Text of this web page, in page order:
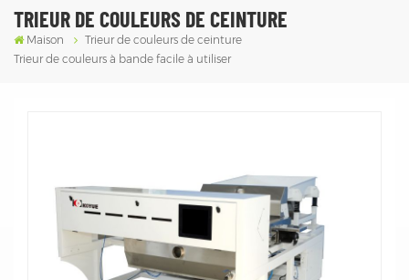
TRIEUR DE COULEURS DE CEINTURE
Maison
Trieur de couleurs de ceinture
Trieur de couleurs à bande facile à utiliser